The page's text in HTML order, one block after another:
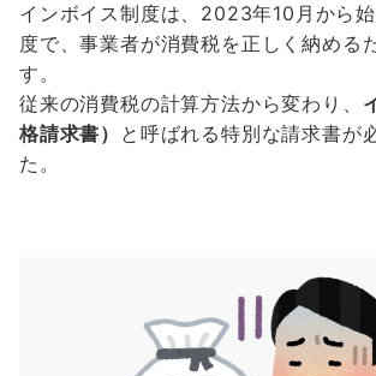
インボイス制度は、2023年10月から
度で、事業者が消費税を正しく納める
す。
従来の消費税の計算方法から変わり、
格請求書） と呼ばれる特別な請求書が
た。